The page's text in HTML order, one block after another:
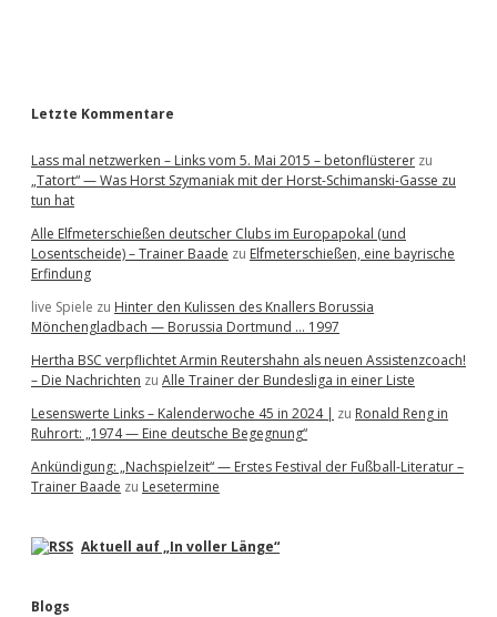
Letzte Kommentare
Lass mal netzwerken – Links vom 5. Mai 2015 – betonflüsterer zu
„Tatort“ — Was Horst Szymaniak mit der Horst-Schimanski-Gasse zu
tun hat
Alle Elfmeterschießen deutscher Clubs im Europapokal (und
Losentscheide) – Trainer Baade zu Elfmeterschießen, eine bayrische
Erfindung
live Spiele zu Hinter den Kulissen des Knallers Borussia
Mönchengladbach — Borussia Dortmund … 1997
Hertha BSC verpflichtet Armin Reutershahn als neuen Assistenzcoach!
– Die Nachrichten zu Alle Trainer der Bundesliga in einer Liste
Lesenswerte Links – Kalenderwoche 45 in 2024 | zu Ronald Reng in
Ruhrort: „1974 — Eine deutsche Begegnung“
Ankündigung: „Nachspielzeit“ — Erstes Festival der Fußball-Literatur –
Trainer Baade zu Lesetermine
Aktuell auf „In voller Länge“
Blogs